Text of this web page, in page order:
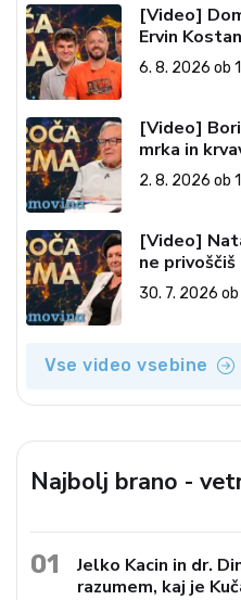
[Video]
Ervin
(Vroča
6. 8. 2026 ob
[Video]
mrka in
pečatov v
2026)
2. 8. 2026 ob
[Video]
ne
7. 2026)
30. 7. 2026
Vse video vsebine
Najbolj brano -
01
Jelko Kacin in dr.
razumem, kaj je